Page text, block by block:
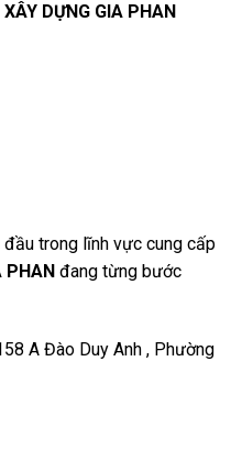
DỰNG GIA PHAN
trong lĩnh vực cung cấp
PHAN đang từng bước
A Đào Duy Anh , Phường